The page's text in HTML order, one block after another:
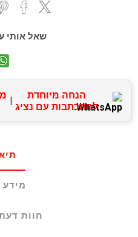
שאל אותי
הנחה מיוחדת
להתכתבות עם נציג
מידע
חוות